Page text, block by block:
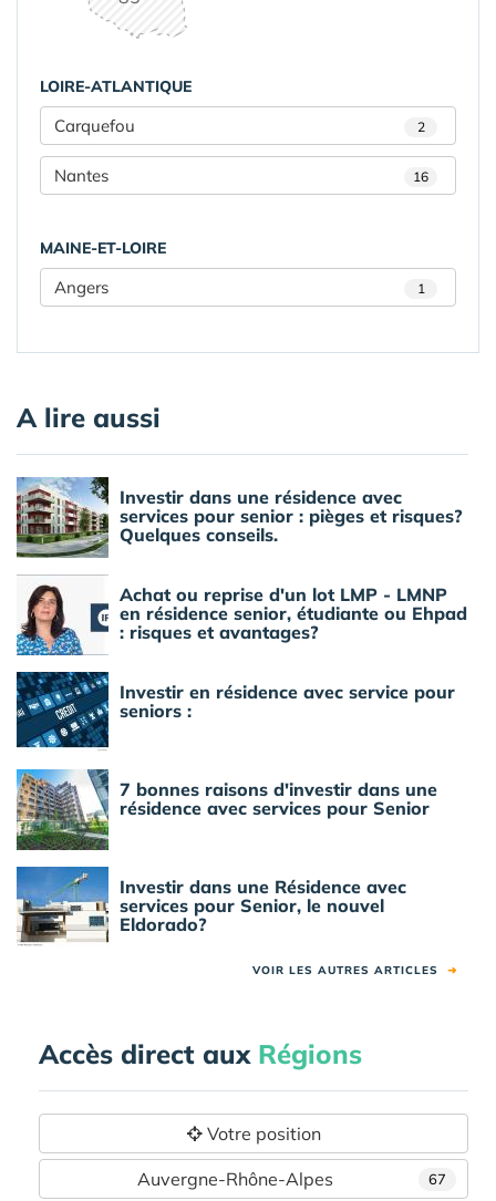
LOIRE-ATLANTIQUE
Carquefou 2
Nantes 16
MAINE-ET-LOIRE
Angers 1
A lire aussi
Investir dans une résidence avec
services pour senior : pièges et risques?
Quelques conseils.
Achat ou reprise d'un lot LMP - LMNP
en résidence senior, étudiante ou Ehpad
: risques et avantages?
Investir en résidence avec service pour
seniors :
7 bonnes raisons d'investir dans une
résidence avec services pour Senior
Investir dans une Résidence avec
services pour Senior, le nouvel
Eldorado?
VOIR LES AUTRES ARTICLES ➜
Accès direct aux Régions
Votre position
67
Auvergne-Rhône-Alpes